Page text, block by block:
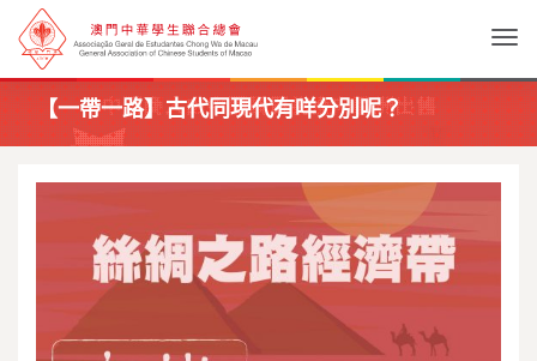
【一帶一路】古代同現代有咩分別呢？